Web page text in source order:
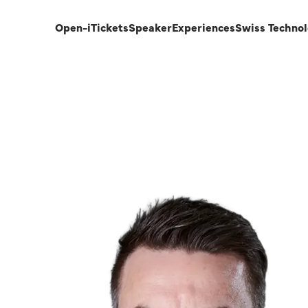
Open-iTicketsSpeakerExperiencesSwiss